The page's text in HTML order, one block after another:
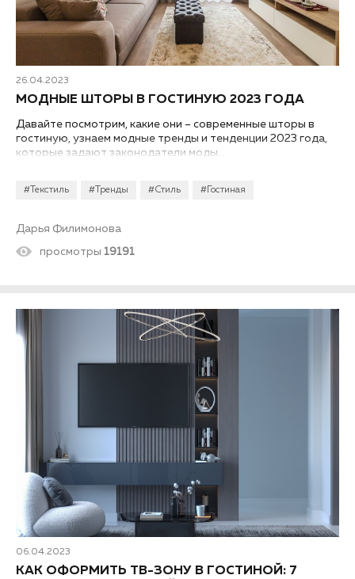
26.04.2023
#Текстиль #Тренды #Стиль #Гостиная
МОДНЫЕ ШТОРЫ В ГОСТИНУЮ 2023 ГОДА
Давайте посмотрим, какие они – современные шторы в
гостиную, узнаем модные тренды и тенденции 2023 года,
которые задают законодатели моды...
Дарья Филимонова
просмотры 19191
06.04.2023
КАК ОФОРМИТЬ ТВ-ЗОНУ В ГОСТИНОЙ: 7